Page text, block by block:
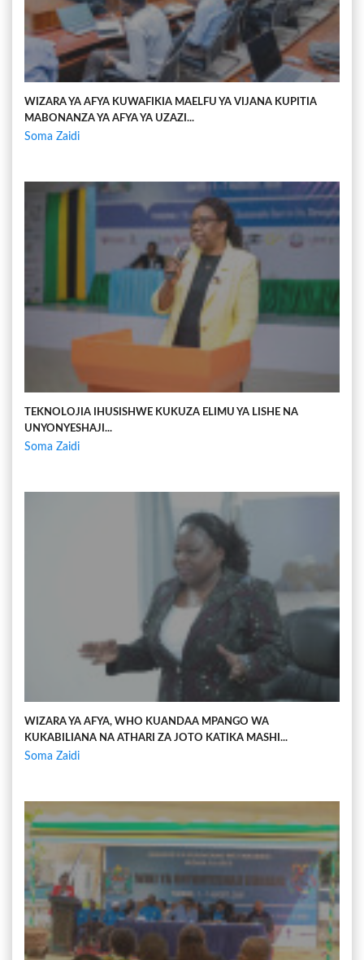
WIZARA YA AFYA KUWAFIKIA MAELFU YA VIJANA KUPITIA
MABONANZA YA AFYA YA UZAZI...
Soma Zaidi
TEKNOLOJIA IHUSISHWE KUKUZA ELIMU YA LISHE NA
UNYONYESHAJI...
Soma Zaidi
WIZARA YA AFYA, WHO KUANDAA MPANGO WA
KUKABILIANA NA ATHARI ZA JOTO KATIKA MASHI...
Soma Zaidi